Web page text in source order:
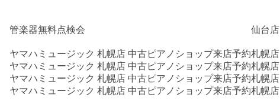
管楽器無料点検会 仙台店
ヤマハミュージック 札幌店 中古ピアノショップ来店予約札幌店
ヤマハミュージック 札幌店 中古ピアノショップ来店予約札幌店
ヤマハミュージック 札幌店 中古ピアノショップ来店予約札幌店
ヤマハミュージック 札幌店 中古ピアノショップ来店予約札幌店